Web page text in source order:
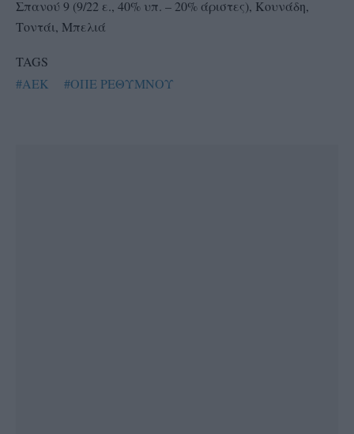
Σπανού 9 (9/22 ε., 40% υπ. – 20% άριστες), Κουνάδη,
Τοντάι, Μπελιά
TAGS
#AEK
#ΟΠΕ ΡΕΘΥΜΝΟΥ